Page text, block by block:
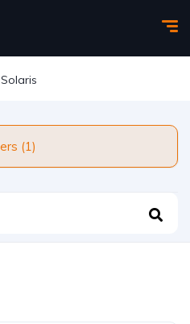
Solaris
Filters (1)